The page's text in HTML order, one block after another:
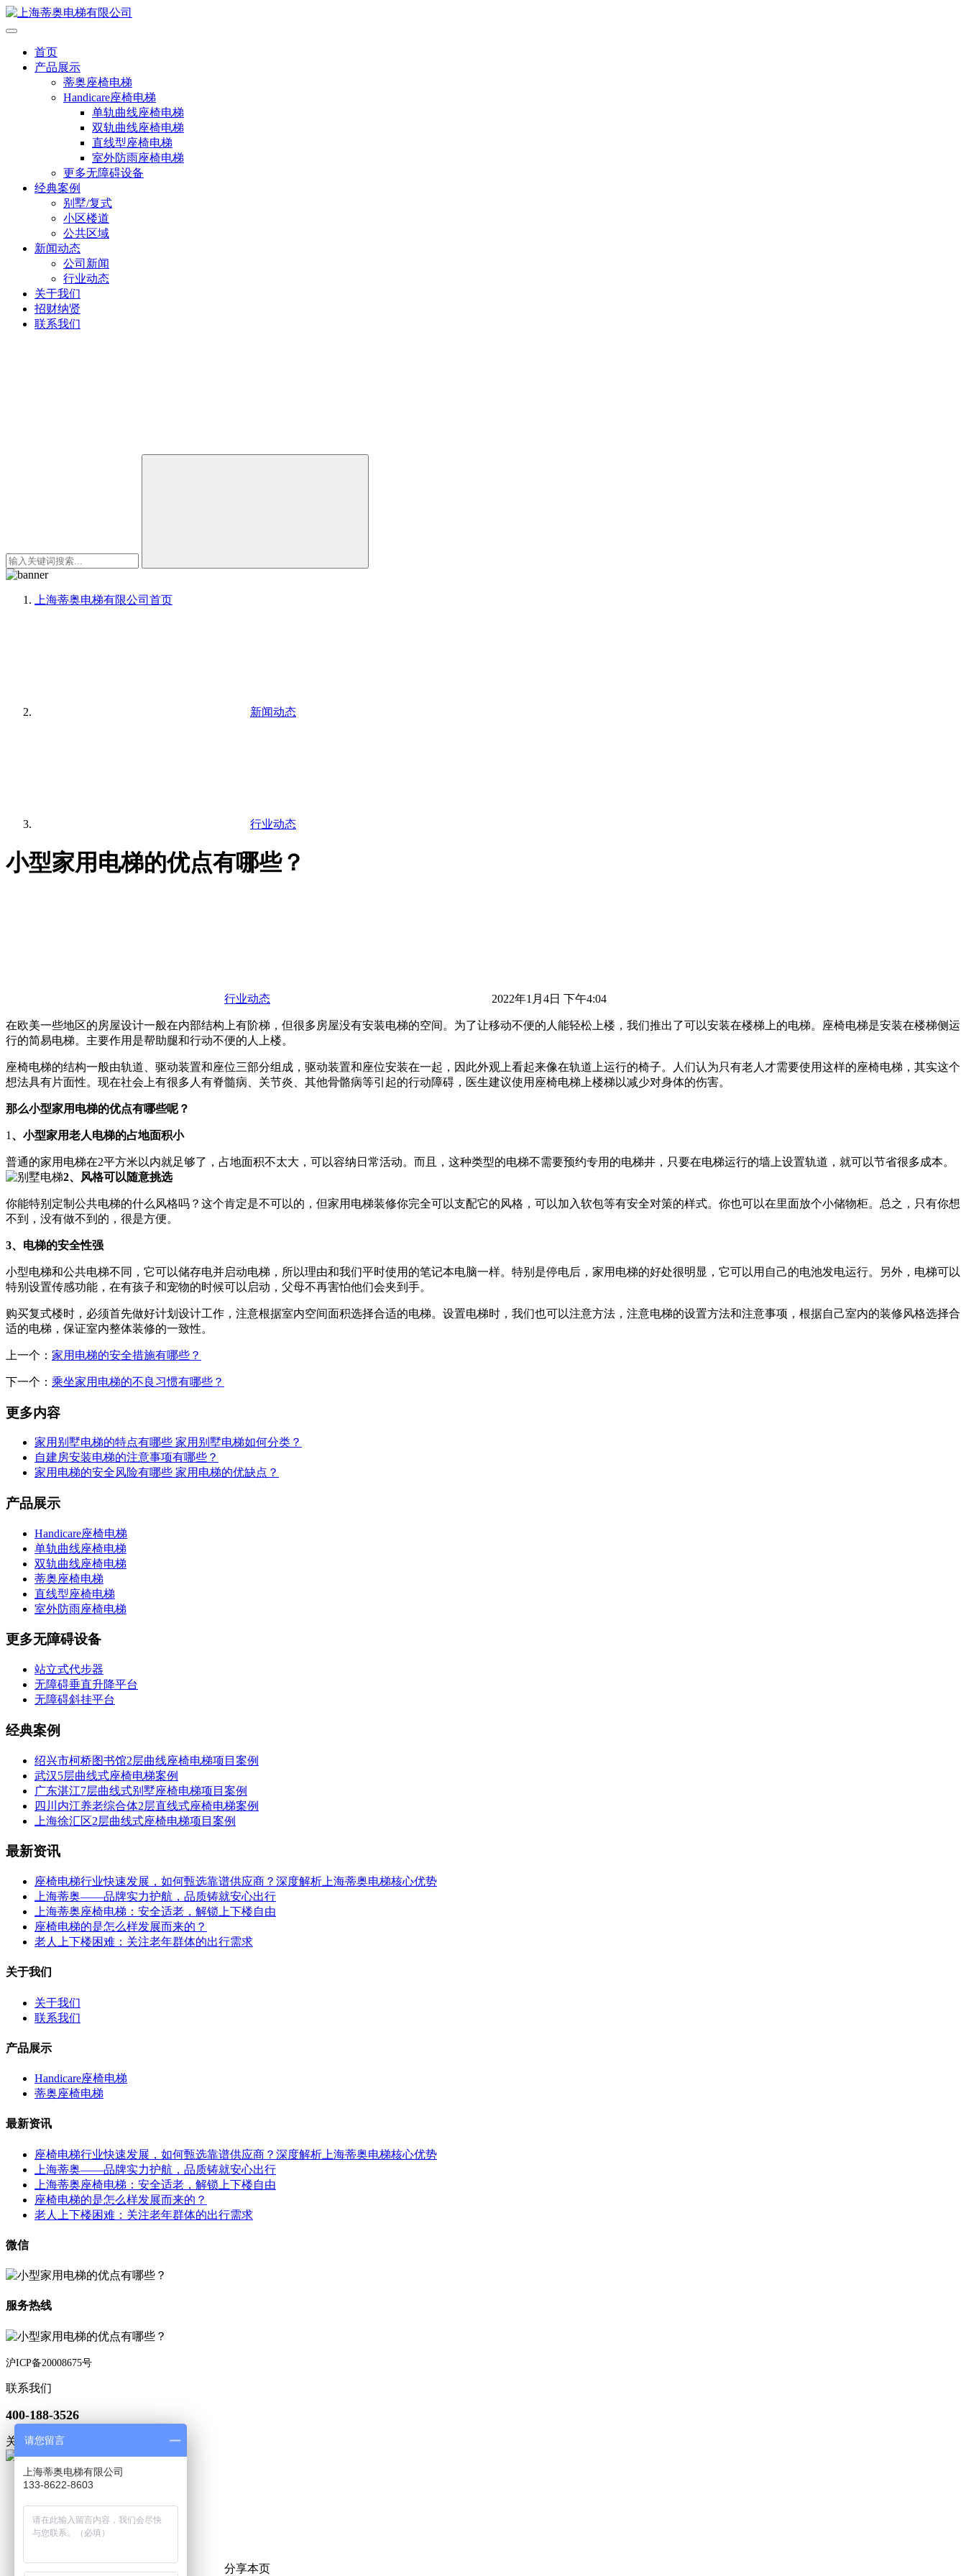
首页
产品展示
蒂奥座椅电梯
Handicare座椅电梯
单轨曲线座椅电梯
双轨曲线座椅电梯
直线型座椅电梯
室外防雨座椅电梯
更多无障碍设备
经典案例
别墅/复式
小区楼道
公共区域
新闻动态
公司新闻
行业动态
关于我们
招财纳贤
联系我们
上海蒂奥电梯有限公司 首页
新闻动态
行业动态
小型家用电梯的优点有哪些？
行业动态 2022年1月4日 下午4:04
在欧美一些地区的房屋设计一般在内部结构上有阶梯，但很多房屋没有安装电梯的空间。为了让移动不便的人能轻松上楼，我们推出了可以安装在楼梯上的电梯。座椅电梯是安装在楼梯侧运
行的简易电梯。主要作用是帮助腿和行动不便的人上楼。
座椅电梯的结构一般由轨道、驱动装置和座位三部分组成，驱动装置和座位安装在一起，因此外观上看起来像在轨道上运行的椅子。人们认为只有老人才需要使用这样的座椅电梯，其实这个
想法具有片面性。现在社会上有很多人有脊髓病、关节炎、其他骨骼病等引起的行动障碍，医生建议使用座椅电梯上楼梯以减少对身体的伤害。
那么小型家用电梯的优点有哪些呢？
1 、小型家用老人电梯的占地面积小
普通的家用电梯在2平方米以内就足够了，占地面积不太大，可以容纳日常活动。而且，这种类型的电梯不需要预约专用的电梯井，只要在电梯运行的墙上设置轨道，就可以节省很多成本。
2、风格可以随意挑选
你能特别定制公共电梯的什么风格吗？这个肯定是不可以的，但家用电梯装修你完全可以支配它的风格，可以加入软包等有安全对策的样式。你也可以在里面放个小储物柜。总之，只有你想
不到，没有做不到的，很是方便。
3、电梯的安全性强
小型电梯和公共电梯不同，它可以储存电并启动电梯，所以理由和我们平时使用的笔记本电脑一样。特别是停电后，家用电梯的好处很明显，它可以用自己的电池发电运行。另外，电梯可以
特别设置传感功能，在有孩子和宠物的时候可以启动，父母不再害怕他们会夹到手。
购买复式楼时，必须首先做好计划设计工作，注意根据室内空间面积选择合适的电梯。设置电梯时，我们也可以注意方法，注意电梯的设置方法和注意事项，根据自己室内的装修风格选择合
适的电梯，保证室内整体装修的一致性。
上一个： 家用电梯的安全措施有哪些？
下一个： 乘坐家用电梯的不良习惯有哪些？
更多内容
家用别墅电梯的特点有哪些 家用别墅电梯如何分类？
自建房安装电梯的注意事项有哪些？
家用电梯的安全风险有哪些 家用电梯的优缺点？
产品展示
Handicare座椅电梯
单轨曲线座椅电梯
双轨曲线座椅电梯
蒂奥座椅电梯
直线型座椅电梯
室外防雨座椅电梯
更多无障碍设备
站立式代步器
无障碍垂直升降平台
无障碍斜挂平台
经典案例
绍兴市柯桥图书馆2层曲线座椅电梯项目案例
武汉5层曲线式座椅电梯案例
广东湛江7层曲线式别墅座椅电梯项目案例
四川内江养老综合体2层直线式座椅电梯案例
上海徐汇区2层曲线式座椅电梯项目案例
最新资讯
座椅电梯行业快速发展，如何甄选靠谱供应商？深度解析上海蒂奥电梯核心优势
上海蒂奥——品牌实力护航，品质铸就安心出行
上海蒂奥座椅电梯：安全适老，解锁上下楼自由
座椅电梯的是怎么样发展而来的？
老人上下楼困难：关注老年群体的出行需求
关于我们
关于我们
联系我们
产品展示
Handicare座椅电梯
蒂奥座椅电梯
最新资讯
座椅电梯行业快速发展，如何甄选靠谱供应商？深度解析上海蒂奥电梯核心优势
上海蒂奥——品牌实力护航，品质铸就安心出行
上海蒂奥座椅电梯：安全适老，解锁上下楼自由
座椅电梯的是怎么样发展而来的？
老人上下楼困难：关注老年群体的出行需求
微信
服务热线
沪ICP备20008675号
联系我们
400-188-3526
关注微信
分享本页
请您留言
上海蒂奥电梯有限公司
133-8622-8603